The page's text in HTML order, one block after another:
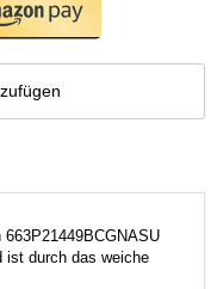
ist durch das weiche